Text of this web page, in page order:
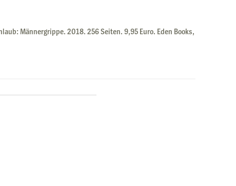
Männergrippe. 2018. 256 Seiten. 9,95 Euro. Eden Books,